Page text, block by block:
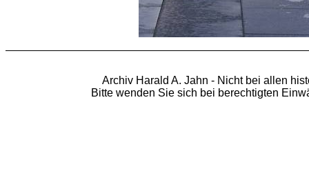
Archiv Harald A. Jahn - Nicht bei allen
Bitte wenden Sie sich bei berechtigten